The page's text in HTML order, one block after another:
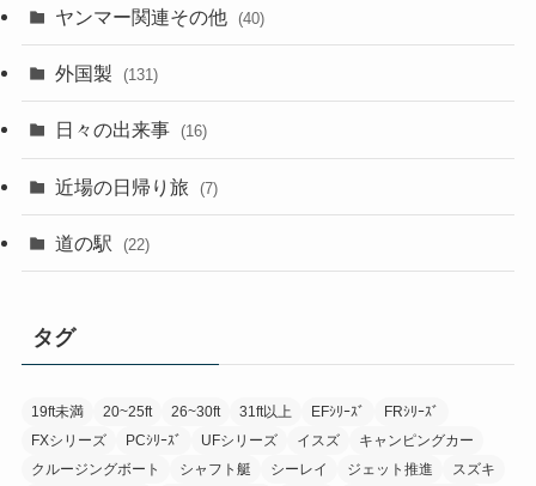
ヤンマー関連その他 (40)
外国製 (131)
日々の出来事 (16)
近場の日帰り旅 (7)
道の駅 (22)
タグ
19ft未満 20~25ft 26~30ft 31ft以上 EFｼﾘｰｽﾞ
FRｼﾘｰｽﾞ
FXシリーズ
PCｼﾘｰｽﾞ UFシリーズ イスズ
キャンピングカー
クルージングボート
シャフト艇 シーレイ ジェット推進
スズキ